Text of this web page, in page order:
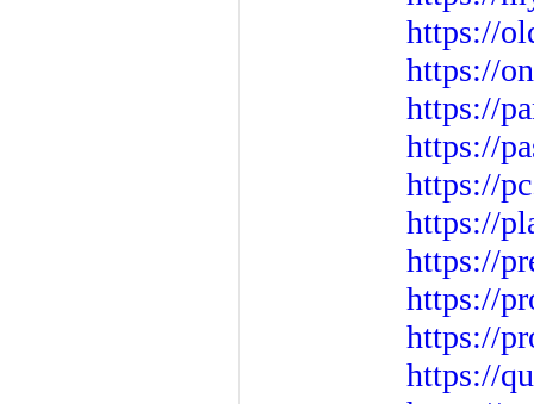
https://
https://
https://
https://
https://
https://
https://
https://
https://
https://